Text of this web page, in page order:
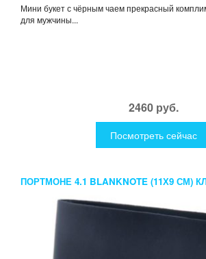
Мини букет с чёрным чаем прекрасный
для мужчины...
2460 руб.
Посмотреть сейчас
ПОРТМОНЕ 4.1 BLANKNOTE (11Х9 СМ)
РАЗНЫЕ РАСЦВЕТКИ